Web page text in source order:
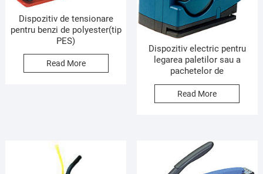
Dispozitiv de tensionare
pentru benzi de polyester(tip
PES)
Read More
Dispozitiv electric pentru
legarea paletilor sau a
pachetelor de
Read More